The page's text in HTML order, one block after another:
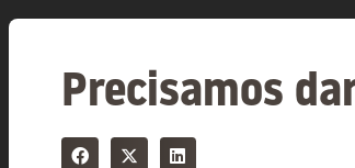
Precisamos